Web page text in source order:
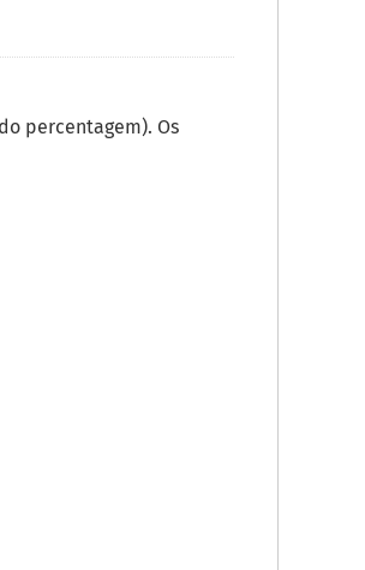
percentagem). Os